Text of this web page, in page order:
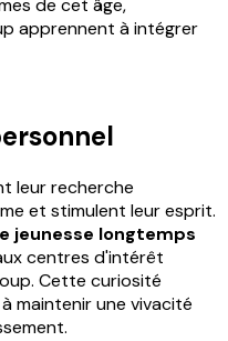
apprennent à intégrer
leur recherche
et stimulent leur esprit.
jeunesse longtemps
centres d'intérêt
Cette curiosité
maintenir une vivacité